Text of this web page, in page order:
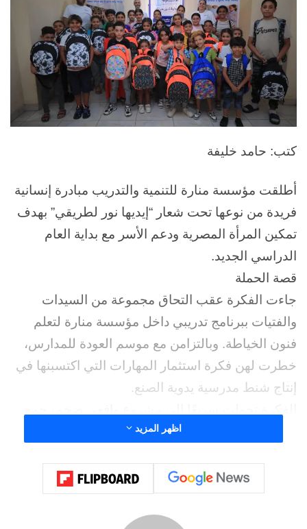
كتب: حامد خليفة
أطلقت مؤسسة منارة للتنمية والتدريب مبادرة إنسانية
فريدة من نوعها تحت شعار “إيديها نور لطريقي” بهدف
تمكين المرأة المصرية ودعم الأسر مع بداية العام
الدراسي الجديد.
قصة الحملة
جاءت الفكرة عقب التحاق مجموعة من السيدات
والفتيات ببرنامج تدريبي داخل مؤسسة منارة لتعلم
فنون الخياطة. وبالتزامن مع موسم العودة للمدارس،
خطرت لهن فكرة استثمار المهارات التي اكتسبنها في
إنتاج شنط مدرسية يدوية الصنع.
بين تمكين المرأة اقتصاديًا ودعم العملية التعليمية لآلاف
المجتمعية.
نتائج ملموسة
بجهود هؤلاء السيدات والفتيات، تمكّن فريق العمل من
اظهر المزيد